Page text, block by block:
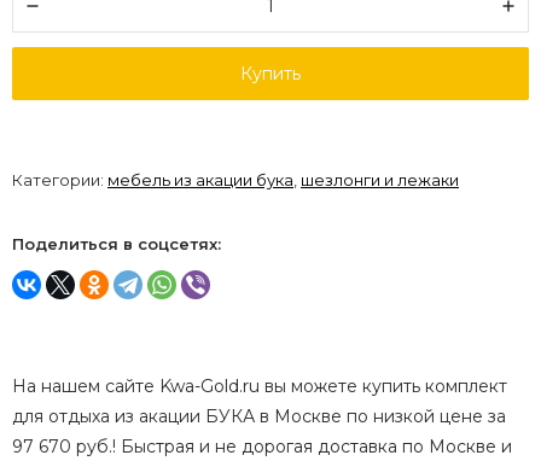
Купить
Категории: мебель из акации бука, шезлонги и лежаки
Поделиться в соцсетях:
На нашем сайте Kwa-Gold.ru вы можете купить комплект
для отдыха из акации БУКА в Москве по низкой цене за
97 670 руб.! Быстрая и не дорогая доставка по Москве и